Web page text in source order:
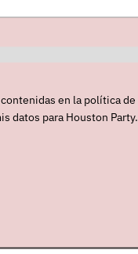
en la política de
datos para Houston Party.